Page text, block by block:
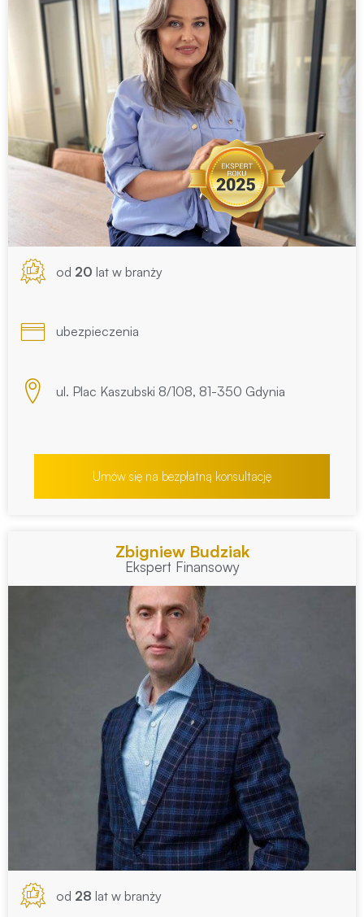
od 20 lat w branży
ubezpieczenia
ul. Plac Kaszubski 8/108, 81-350 Gdynia
Umów się na bezpłatną konsultację
Zbigniew Budziak
Ekspert Finansowy
od 28 lat w branży